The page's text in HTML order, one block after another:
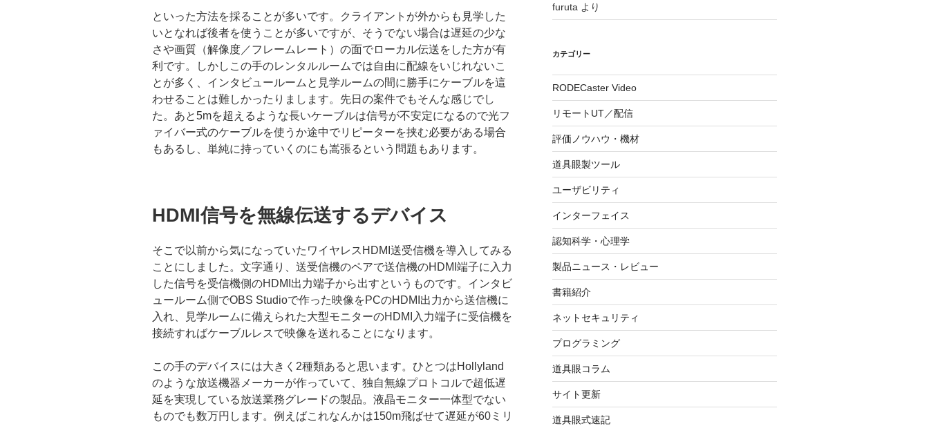
といった方法を採ることが多いです。クライアントが外からも見学した
いとなれば後者を使うことが多いですが、そうでない場合は遅延の少な
さや画質（解像度／フレームレート）の面でローカル伝送をした方が有
利です。しかしこの手のレンタルルームでは自由に配線をいじれないこ
とが多く、インタビュールームと見学ルームの間に勝手にケーブルを這
わせることは難しかったりまします。先日の案件でもそんな感じでし
た。あと5mを超えるような長いケーブルは信号が不安定になるので光フ
ァイバー式のケーブルを使うか途中でリピーターを挟む必要がある場合
もあるし、単純に持っていくのにも嵩張るという問題もあります。
HDMI信号を無線伝送するデバイス
そこで以前から気になっていたワイヤレスHDMI送受信機を導入してみる
ことにしました。文字通り、送受信機のペアで送信機のHDMI端子に入力
した信号を受信機側のHDMI出力端子から出すというものです。インタビ
ュールーム側でOBS Studioで作った映像をPCのHDMI出力から送信機に
入れ、見学ルームに備えられた大型モニターのHDMI入力端子に受信機を
接続すればケーブルレスで映像を送れることになります。
この手のデバイスには大きく2種類あると思います。ひとつはHollyland
のような放送機器メーカーが作っていて、独自無線プロトコルで超低遅
延を実現している放送業務グレードの製品。液晶モニター一体型でない
ものでも数万円します。例えばこれなんかは150m飛ばせて遅延が60ミリ
furuta より
カテゴリー
RODECaster Video
リモートUT／配信
評価ノウハウ・機材
道具眼製ツール
ユーザビリティ
インターフェイス
認知科学・心理学
製品ニュース・レビュー
書籍紹介
ネットセキュリティ
プログラミング
道具眼コラム
サイト更新
道具眼式速記